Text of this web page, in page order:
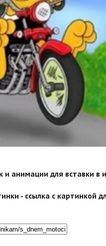
и анимации для вставки в
- ссылка с картинкой